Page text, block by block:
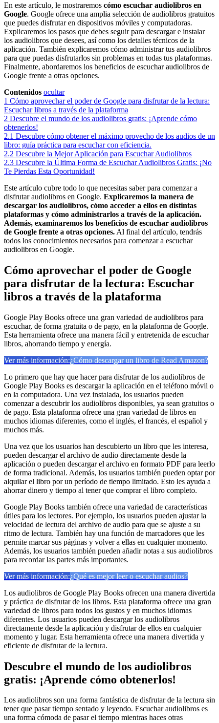
En este artículo, le mostraremos cómo escuchar audiolibros en
Google. Google ofrece una amplia selección de audiolibros gratuitos
que puedes disfrutar en dispositivos móviles y computadoras.
Explicaremos los pasos que debes seguir para descargar e instalar
los audiolibros que desees, así como los detalles técnicos de la
aplicación. También explicaremos cómo administrar tus audiolibros
para que puedas disfrutarlos sin problemas en todas tus plataformas.
Finalmente, abordaremos los beneficios de escuchar audiolibros de
Google frente a otras opciones.
Contenidos ocultar
1 Cómo aprovechar el poder de Google para disfrutar de la lectura:
Escuchar libros a través de la plataforma
2 Descubre el mundo de los audiolibros gratis: ¡Aprende cómo
obtenerlos!
2.1 Descubre cómo obtener el máximo provecho de los audios de un
libro: guía práctica para escuchar con eficiencia.
2.2 Descubre la Mejor Aplicación para Escuchar Audiolibros
2.3 Descubre la Última Forma de Escuchar Audiolibros Gratis: ¡No
Te Pierdas Esta Oportunidad!
Este artículo cubre todo lo que necesitas saber para comenzar a
disfrutar audiolibros en Google. Explicaremos la manera de
descargar los audiolibros, cómo acceder a ellos en distintas
plataformas y cómo administrarlos a través de la aplicación.
Además, examinaremos los beneficios de escuchar audiolibros
de Google frente a otras opciones. Al final del artículo, tendrás
todos los conocimientos necesarios para comenzar a escuchar
audiolibros en Google.
Cómo aprovechar el poder de Google
para disfrutar de la lectura: Escuchar
libros a través de la plataforma
Google Play Books ofrece una gran variedad de audiolibros para
escuchar, de forma gratuita o de pago, en la plataforma de Google.
Esta herramienta ofrece una manera fácil y entretenida de escuchar
libros, ahorrando tiempo y energía.
Ver más información:¿Cómo descargar un libro de Read Amazon?
Lo primero que hay que hacer para disfrutar de los audiolibros de
Google Play Books es descargar la aplicación en el teléfono móvil o
en la computadora. Una vez instalada, los usuarios pueden
comenzar a descubrir los audiolibros disponibles, ya sean gratuitos o
de pago. Esta plataforma ofrece una gran variedad de libros en
muchos idiomas diferentes, como el inglés, el francés, el español y
muchos más.
Una vez que los usuarios han descubierto un libro que les interesa,
pueden descargar el archivo de audio directamente desde la
aplicación o pueden descargar el archivo en formato PDF para leerlo
de forma tradicional. Además, los usuarios también pueden optar por
alquilar el libro por un período de tiempo limitado. Esto les ayuda a
ahorrar dinero y tiempo al tener que comprar el libro completo.
Google Play Books también ofrece una variedad de características
útiles para los lectores. Por ejemplo, los usuarios pueden ajustar la
velocidad de lectura del archivo de audio para que se ajuste a su
ritmo de lectura. También hay una función de marcadores que les
permite marcar sus páginas y volver a ellas en cualquier momento.
Además, los usuarios también pueden añadir notas a sus audiolibros
para recordar las partes más importantes.
Ver más información:¿Qué es mejor leer o escuchar audios?
Los audiolibros de Google Play Books ofrecen una manera divertida
y práctica de disfrutar de los libros. Esta plataforma ofrece una gran
variedad de libros para todos los gustos y en muchos idiomas
diferentes. Los usuarios pueden descargar los audiolibros
directamente desde la aplicación y disfrutar de ellos en cualquier
momento y lugar. Esta herramienta ofrece una manera divertida y
eficiente de disfrutar de la lectura.
Descubre el mundo de los audiolibros
gratis: ¡Aprende cómo obtenerlos!
Los audiolibros son una forma fantástica de disfrutar de la lectura sin
tener que pasar tiempo sentado y leyendo. Escuchar audiolibros es
una forma cómoda de pasar el tiempo mientras haces otras